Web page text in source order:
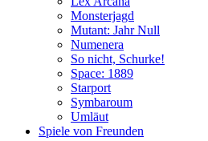
Monsterjagd
Mutant: Jahr Null
Numenera
So nicht, Schurke!
Space: 1889
Starport
Symbaroum
Umläut
Spiele von Freunden